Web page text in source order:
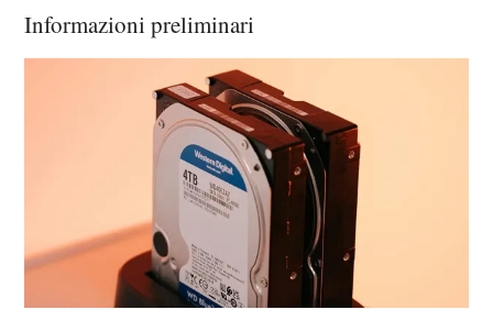
Informazioni preliminari